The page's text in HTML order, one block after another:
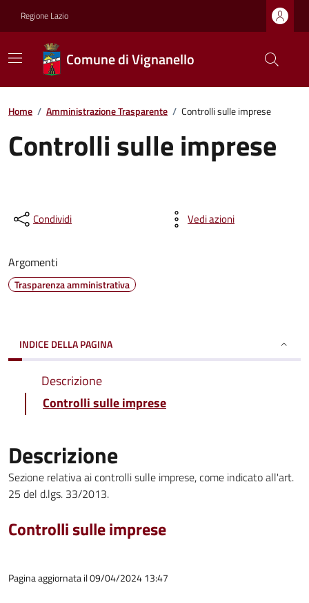
Regione Lazio
Comune di Vignanello
Home / Amministrazione Trasparente / Controlli sulle imprese
Controlli sulle imprese
Condividi Vedi azioni
Argomenti
Trasparenza amministrativa
INDICE DELLA PAGINA
Descrizione
Controlli sulle imprese
Descrizione
Sezione relativa ai controlli sulle imprese, come indicato all'art.
25 del d.lgs. 33/2013.
Controlli sulle imprese
Pagina aggiornata il 09/04/2024 13:47